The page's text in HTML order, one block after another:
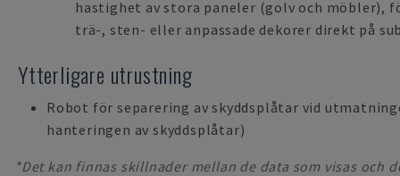
hastighet av stora paneler (golv och möbler),
trä-, sten- eller anpassade dekorer direkt på
Ytterligare utrustning
Robot för separering av skyddsplåtar vid
hanteringen av skyddsplåtar)
*Det kan finnas skillnader mellan de data som visas och